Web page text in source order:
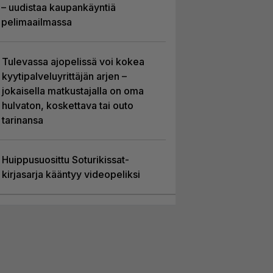
– uudistaa kaupankäyntiä
pelimaailmassa
Tulevassa ajopelissä voi kokea
kyytipalveluyrittäjän arjen –
jokaisella matkustajalla on oma
hulvaton, koskettava tai outo
tarinansa
Huippusuosittu Soturikissat-
kirjasarja kääntyy videopeliksi